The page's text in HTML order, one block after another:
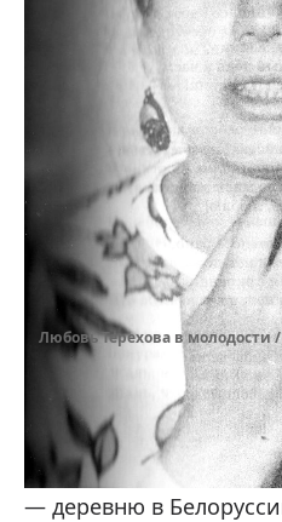
Любовь Терехова в молодости
Когда Любе было всего
решила отправить ее
— деревню в